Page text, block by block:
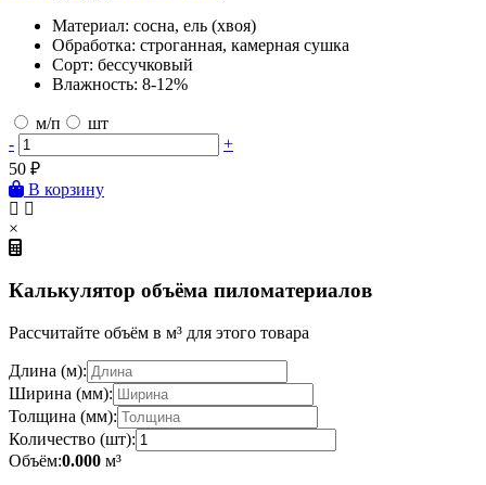
Материал: сосна, ель (хвоя)
Обработка: строганная, камерная сушка
Сорт: бессучковый
Влажность: 8-12%
м/п
шт
-
+
50 ₽
В корзину
×
Калькулятор объёма пиломатериалов
Рассчитайте объём в м³ для этого товара
Длина (м):
Ширина (мм):
Толщина (мм):
Количество (шт):
Объём:0.000 м³